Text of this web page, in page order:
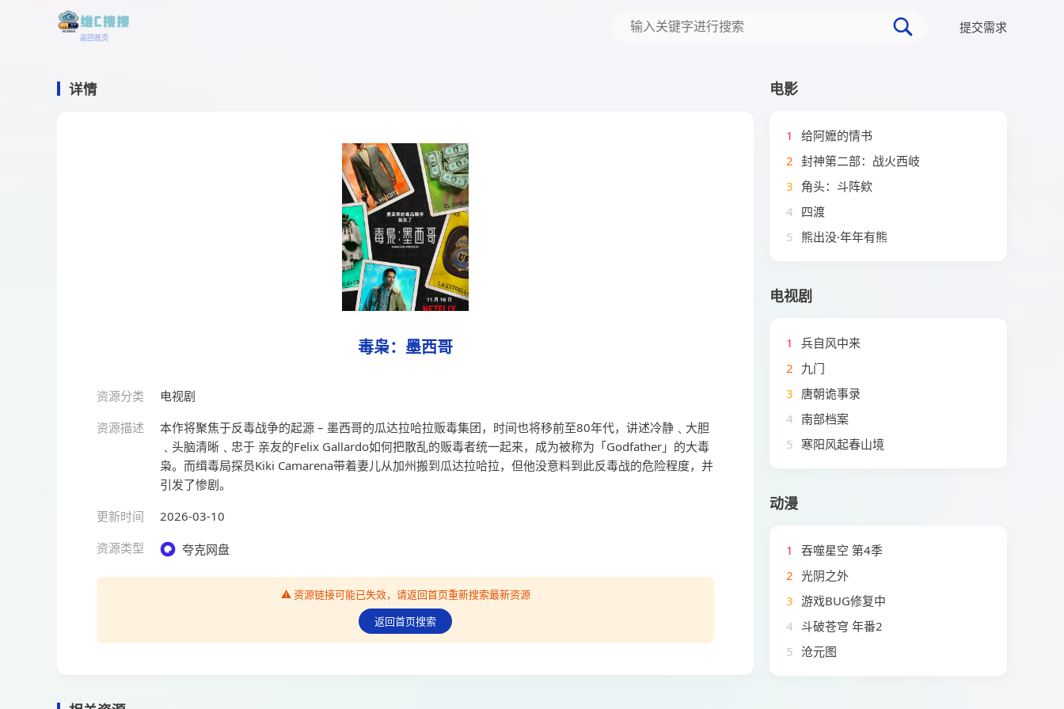
返回首页
提交需求
详情
毒枭：墨西哥
资源分类
电视剧
资源描述
本作将聚焦于反毒战争的起源 – 墨西哥的瓜达拉哈拉贩毒集团，时间也将移前至80年代，讲述冷静﹑大胆
﹑头脑清晰﹑忠于 亲友的Felix Gallardo如何把散乱的贩毒者统一起来，成为被称为「Godfather」的大毒
枭。而缉毒局探员Kiki Camarena带着妻儿从加州搬到瓜达拉哈拉，但他没意料到此反毒战的危险程度，并
引发了惨剧。
更新时间
2026-03-10
资源类型
夸克网盘
⚠️ 资源链接可能已失效，请返回首页重新搜索最新资源
返回首页搜索
电影
1
给阿嬷的情书
2 封神第二部：战火西岐
3 角头：斗阵欸
4 四渡
5 熊出没·年年有熊
电视剧
1
兵自风中来
2 九门
3 唐朝诡事录
4 南部档案
5 寒阳风起春山境
动漫
1
吞噬星空 第4季
2 光阴之外
3 游戏BUG修复中
4 斗破苍穹 年番2
5 沧元图